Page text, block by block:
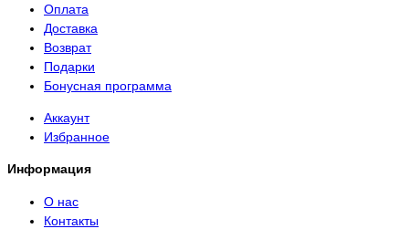
Оплата
Доставка
Возврат
Подарки
Бонусная программа
Аккаунт
Избранное
Информация
О нас
Контакты